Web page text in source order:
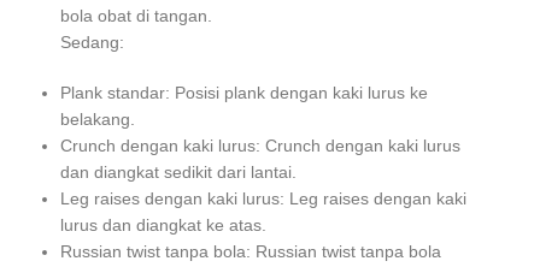
bola obat di tangan.
Sedang:
Plank standar: Posisi plank dengan kaki lurus ke
belakang.
Crunch dengan kaki lurus: Crunch dengan kaki lurus
dan diangkat sedikit dari lantai.
Leg raises dengan kaki lurus: Leg raises dengan kaki
lurus dan diangkat ke atas.
Russian twist tanpa bola: Russian twist tanpa bola